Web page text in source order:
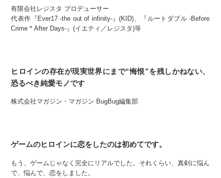
有限会社レジスタ プロデューサー
代表作『Ever17 -the out of infinity-』(KID)、『ルートダブル -Before
Crime * After Days-』(イエティ／レジスタ)等
ヒロインの存在が現実世界にまで“悔恨”を残しかねない、
恐るべき純愛モノです
株式会社マガジン・マガジン BugBug編集部
ゲームのヒロインに恋をしたのは初めてです。
もう、ゲームじゃなく完全にリアルでした。それくらい、真剣に悩ん
で、悩んで、恋をしました。